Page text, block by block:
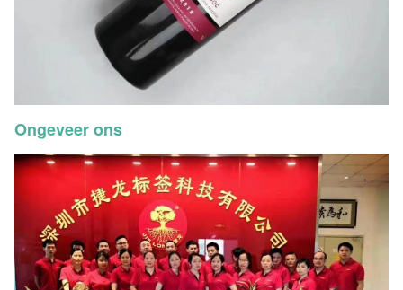
Ongeveer ons